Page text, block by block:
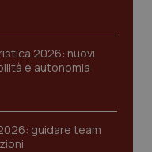
2026: nuovi
e autonomia
guidare team